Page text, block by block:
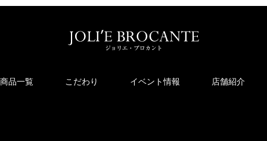
商品一覧 こだわり イベント情報 店舗紹介